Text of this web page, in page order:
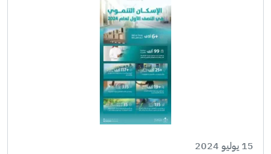
15 يوليو 2024